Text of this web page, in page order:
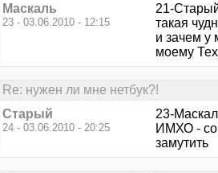
Маскаль
23 - 03.06.2010 - 12:15
21-
такая
и зачем у
моему
Re: нужен ли мне нетбук?!
Старый
24 - 03.06.2010 - 20:25
23-
ИМХО -
замутить